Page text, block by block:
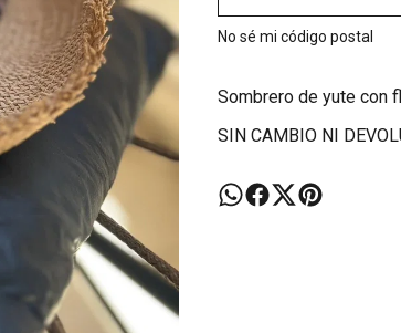
No sé mi código postal
Sombrero de yute con
SIN CAMBIO NI